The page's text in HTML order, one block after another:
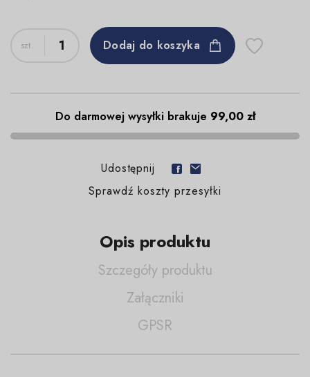
Dodaj do koszyka
Do darmowej wysyłki brakuje 99,00 zł
Udostępnij
Sprawdź koszty przesyłki
Opis produktu
Szczegóły produktu
Załączniki
GPSR